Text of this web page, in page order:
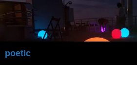
la
poetic